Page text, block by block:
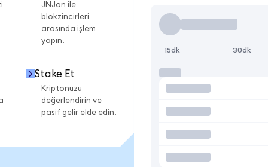
JNJon ile
blokzincirleri
arasında işlem
yapın.
Stake Et
Kriptonuzu
değerlendirin ve
pasif gelir elde edin.
15dk 30dk